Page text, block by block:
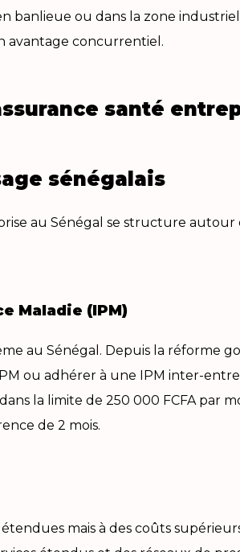
banlieue ou dans la zone
avantage concurrentiel.
santé
sénégalais
au Sénégal se structure
Maladie (IPM)
au Sénégal. Depuis la
ou adhérer à une IPM inter-
la limite de 250 000 FCFA par
de 2 mois.
mais à des coûts